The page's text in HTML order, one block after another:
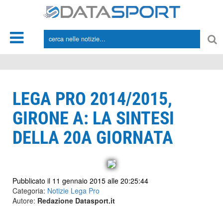
LEGA PRO 2014/2015,
GIRONE A: LA SINTESI
DELLA 20A GIORNATA
Pubblicato il 11 gennaio 2015 alle 20:25:44
Categoria: Notizie Lega Pro
Autore: Redazione Datasport.it